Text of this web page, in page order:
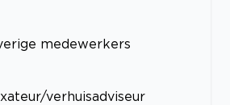
medewerkers
verhuisadviseur